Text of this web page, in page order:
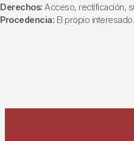
Derechos: Acceso, rectificación,
Procedencia: El propio interesado.